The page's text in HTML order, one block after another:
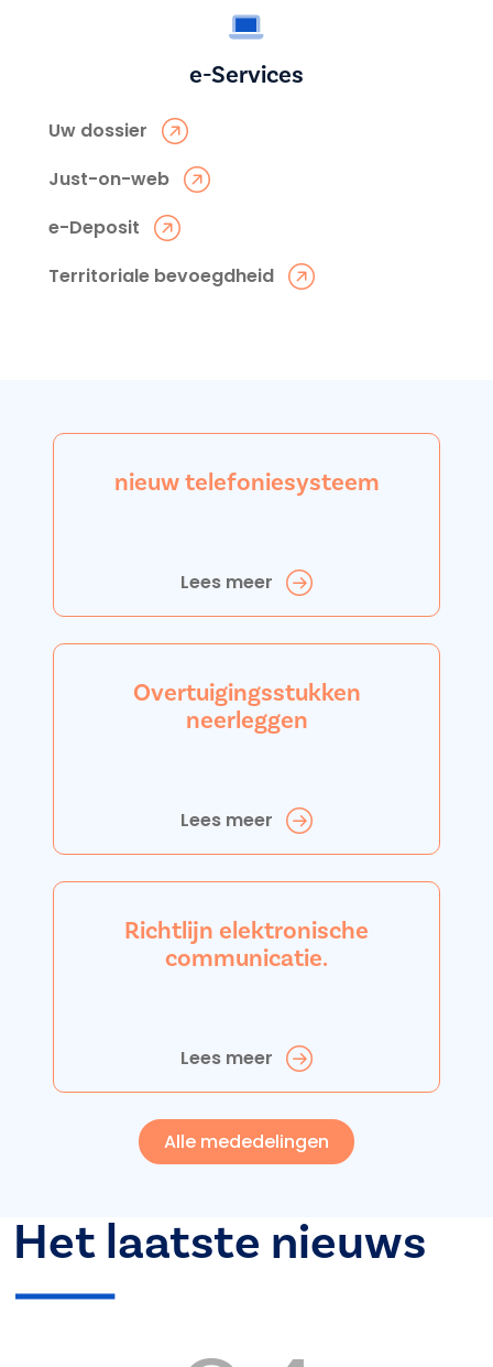
e-Services
Uw dossier
Just-on-web
e-Deposit
Territoriale bevoegdheid
nieuw telefoniesysteem
Lees meer
Overtuigingsstukken
neerleggen
Lees meer
Richtlijn elektronische
communicatie.
Lees meer
Alle mededelingen
Het laatste nieuws